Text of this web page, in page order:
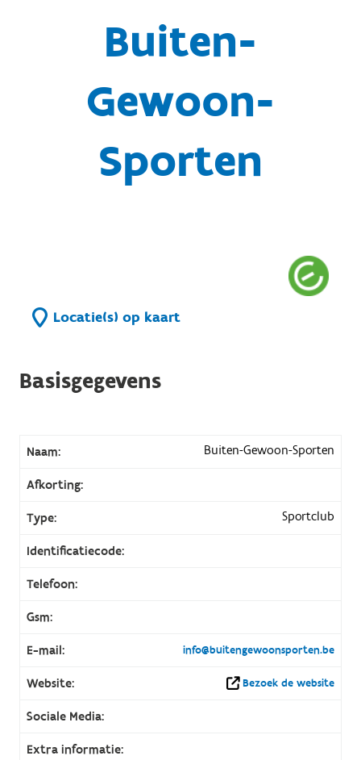
Buiten-
Gewoon-
Sporten
Locatie(s) op kaart
Basisgegevens
Naam: Buiten-Gewoon-Sporten
Afkorting:
Type: Sportclub
Identificatiecode:
Telefoon:
Gsm:
E-mail: info@buitengewoonsporten.be
Website: Bezoek de website
Sociale Media:
Extra informatie: